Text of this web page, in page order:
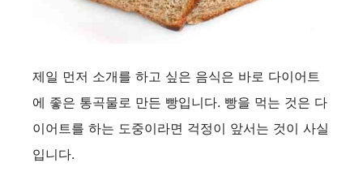
제일 먼저 소개를 하고 싶은 음식은 바로 다이어트
에 좋은 통곡물로 만든 빵입니다. 빵을 먹는 것은 다
이어트를 하는 도중이라면 걱정이 앞서는 것이 사실
입니다.